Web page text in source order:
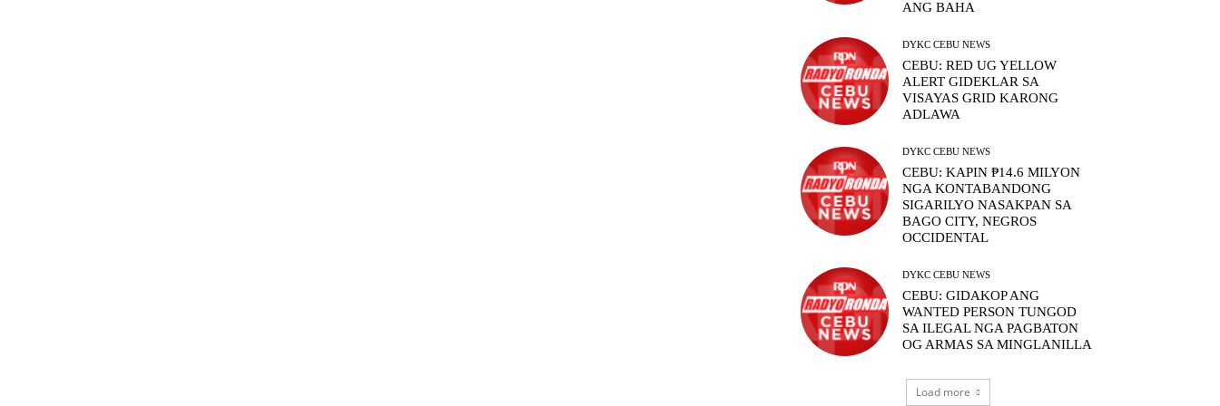
ANG BAHA
DYKC CEBU NEWS
CEBU: RED UG YELLOW
ALERT GIDEKLAR SA
VISAYAS GRID KARONG
ADLAWA
DYKC CEBU NEWS
CEBU: KAPIN ₱14.6 MILYON
NGA KONTABANDONG
SIGARILYO NASAKPAN SA
BAGO CITY, NEGROS
OCCIDENTAL
DYKC CEBU NEWS
CEBU: GIDAKOP ANG
WANTED PERSON TUNGOD
SA ILEGAL NGA PAGBATON
OG ARMAS SA MINGLANILLA
Load more